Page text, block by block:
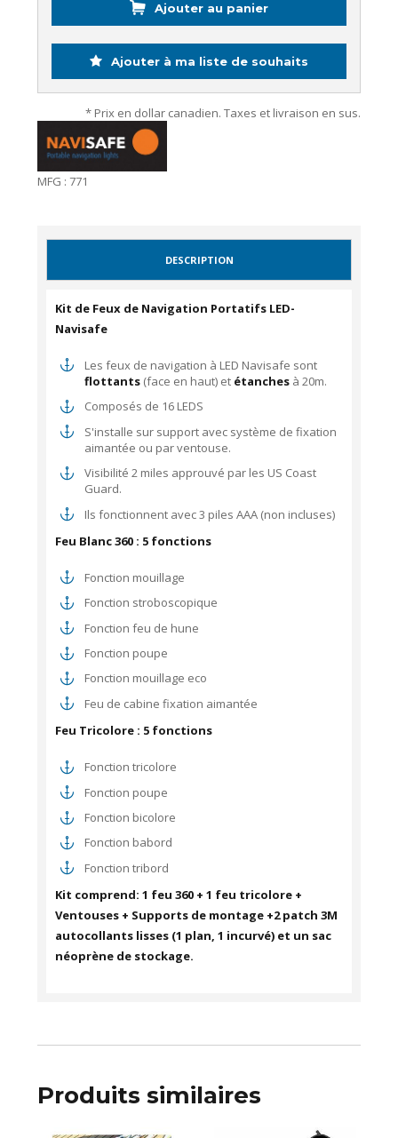
Ajouter au panier
Ajouter à ma liste de souhaits
* Prix en dollar canadien. Taxes et livraison en sus.
MFG : 771
DESCRIPTION
Kit de Feux de Navigation Portatifs LED-
Navisafe
Les feux de navigation à LED Navisafe sont
flottants (face en haut) et étanchesà 20m.
Composés de 16 LEDS
S'installe sur support avec système de fixation
aimantée ou par ventouse.
Visibilité 2 miles approuvé par les US Coast
Guard.
Ils fonctionnent avec 3 piles AAA (non incluses)
Feu Blanc 360 : 5 fonctions
Fonction mouillage
Fonction stroboscopique
Fonction feu de hune
Fonction poupe
Fonction mouillage eco
Feu de cabine fixation aimantée
Feu Tricolore : 5 fonctions
Fonction tricolore
Fonction poupe
Fonction bicolore
Fonction babord
Fonction tribord
Kit comprend: 1 feu 360 + 1 feu tricolore +
Ventouses + Supports de montage +2 patch 3M
autocollants lisses (1 plan, 1 incurvé) et un sac
néoprène de stockage.
Produits similaires